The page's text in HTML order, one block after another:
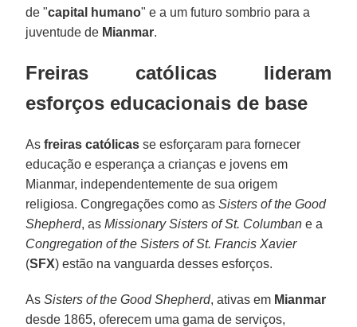
de "capital humano" e a um futuro sombrio para a
juventude de Mianmar.
Freiras católicas lideram
esforços educacionais de base
Asfreiras católicas se esforçaram para fornecer
educação e esperança a crianças e jovens em
Mianmar, independentemente de sua origem
religiosa. Congregações como asSisters of the Good
Shepherd, asMissionary Sisters of St. Columban e a
Congregation of the Sisters of St. Francis Xavier
(SFX) estão na vanguarda desses esforços.
AsSisters of the Good Shepherd, ativas em Mianmar
desde 1865, oferecem uma gama de serviços,